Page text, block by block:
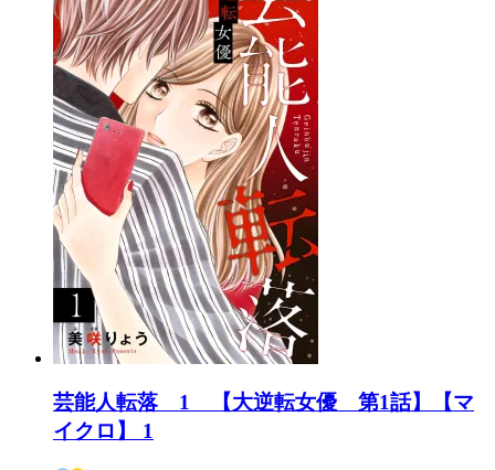
芸能人転落 1 【大逆転女優 第1話】【マ
イクロ】 1